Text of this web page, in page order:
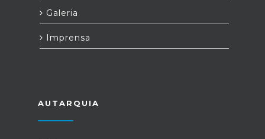
Galeria
Imprensa
AUTARQUIA